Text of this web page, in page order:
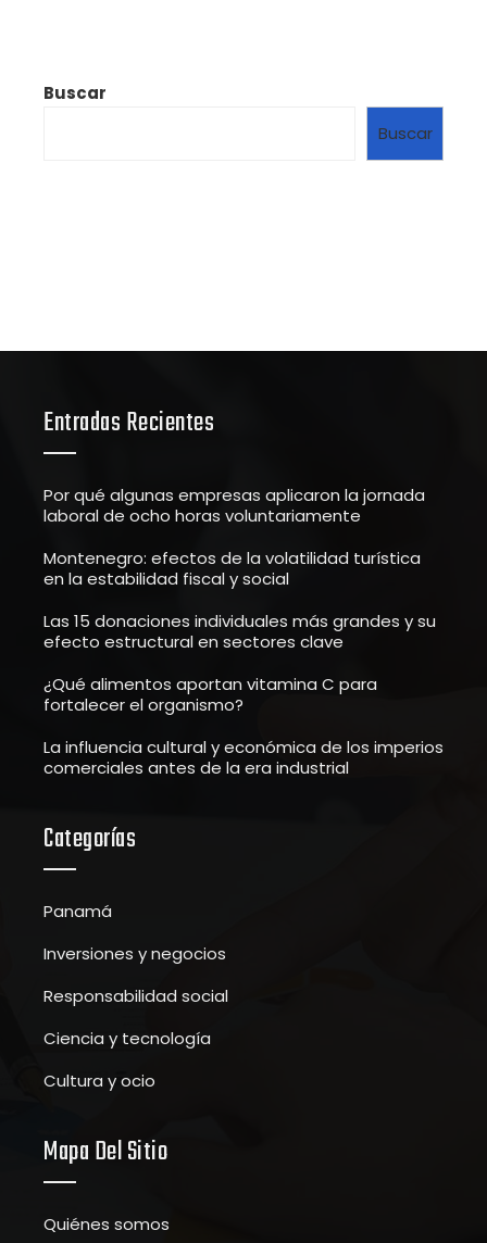
Buscar
Buscar
Entradas Recientes
Por qué algunas empresas aplicaron la jornada
laboral de ocho horas voluntariamente
Montenegro: efectos de la volatilidad turística
en la estabilidad fiscal y social
Las 15 donaciones individuales más grandes y su
efecto estructural en sectores clave
¿Qué alimentos aportan vitamina C para
fortalecer el organismo?
La influencia cultural y económica de los imperios
comerciales antes de la era industrial
Categorías
Panamá
Inversiones y negocios
Responsabilidad social
Ciencia y tecnología
Cultura y ocio
Mapa Del Sitio
Quiénes somos